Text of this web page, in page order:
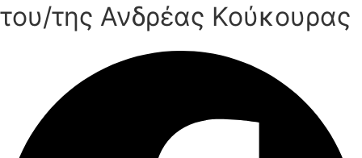
του/της Ανδρέας Κούκουρας